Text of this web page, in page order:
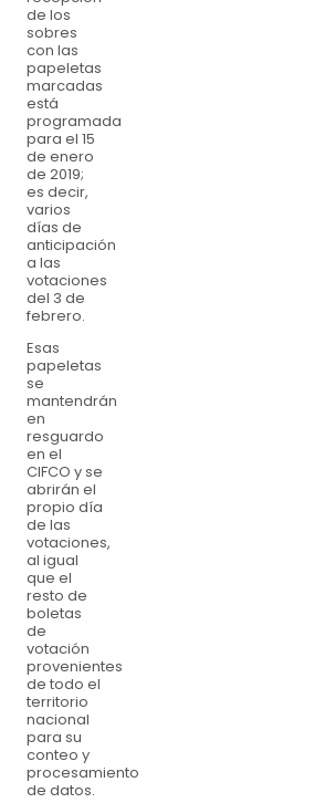
de los
sobres
con las
papeletas
marcadas
está
programada
para el 15
de enero
de 2019;
es decir,
varios
días de
anticipación
a las
votaciones
del 3 de
febrero.
Esas
papeletas
se
mantendrán
en
resguardo
en el
CIFCO y se
abrirán el
propio día
de las
votaciones,
al igual
que el
resto de
boletas
de
votación
provenientes
de todo el
territorio
nacional
para su
conteo y
procesamiento
de datos.